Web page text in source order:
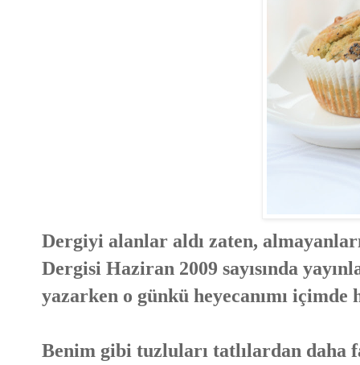
Dergiyi alanlar aldı zaten,
Dergisi Haziran 2009 sayısında
yazarken o günkü heyecanımı
Benim gibi tuzluları tatlılardan daha